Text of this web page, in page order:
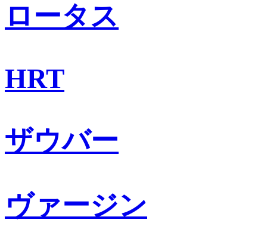
ロータス
HRT
ザウバー
ヴァージン